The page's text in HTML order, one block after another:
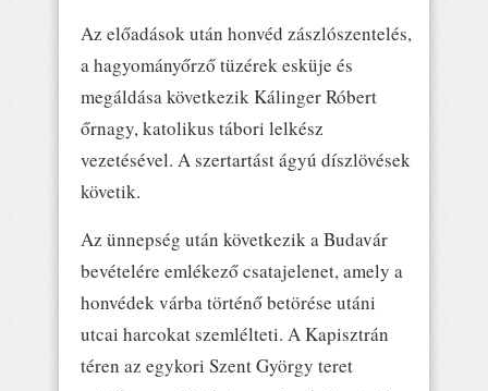
Az előadások után honvéd zászlószentelés,
a hagyományőrző tüzérek esküje és
megáldása következik Kálinger Róbert
őrnagy, katolikus tábori lelkész
vezetésével. A szertartást ágyú díszlövések
követik.
Az ünnepség után következik a Budavár
bevételére emlékező csatajelenet, amely a
honvédek várba történő betörése utáni
utcai harcokat szemlélteti. A Kapisztrán
téren az egykori Szent György teret